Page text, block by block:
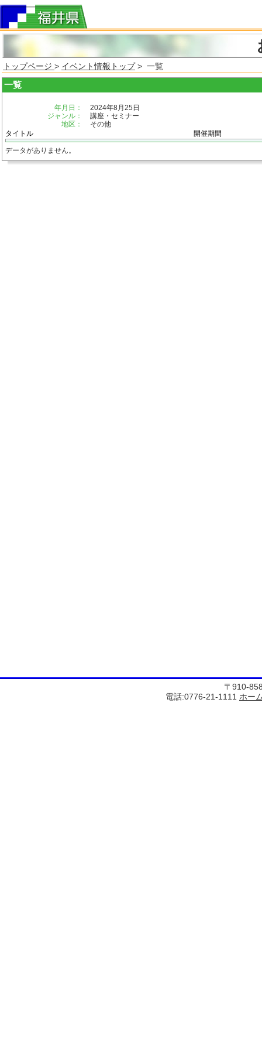
トップページ > イベント情報トップ> 一覧
一覧
年月日：
2024年8月25日
ジャンル：
講座・セミナー
地区：
その他
タイトル
開催期間
データがありません。
〒910-
電話:0776-21-1111 ホー